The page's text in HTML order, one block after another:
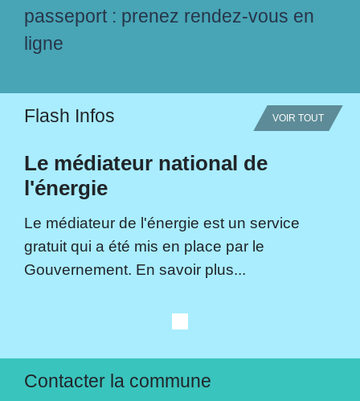
passeport : prenez rendez-vous en
ligne
Flash Infos VOIR TOUT
Le médiateur national de
l'énergie
Le médiateur de l'énergie est un service
gratuit qui a été mis en place par le
Gouvernement. En savoir plus...
Contacter la commune